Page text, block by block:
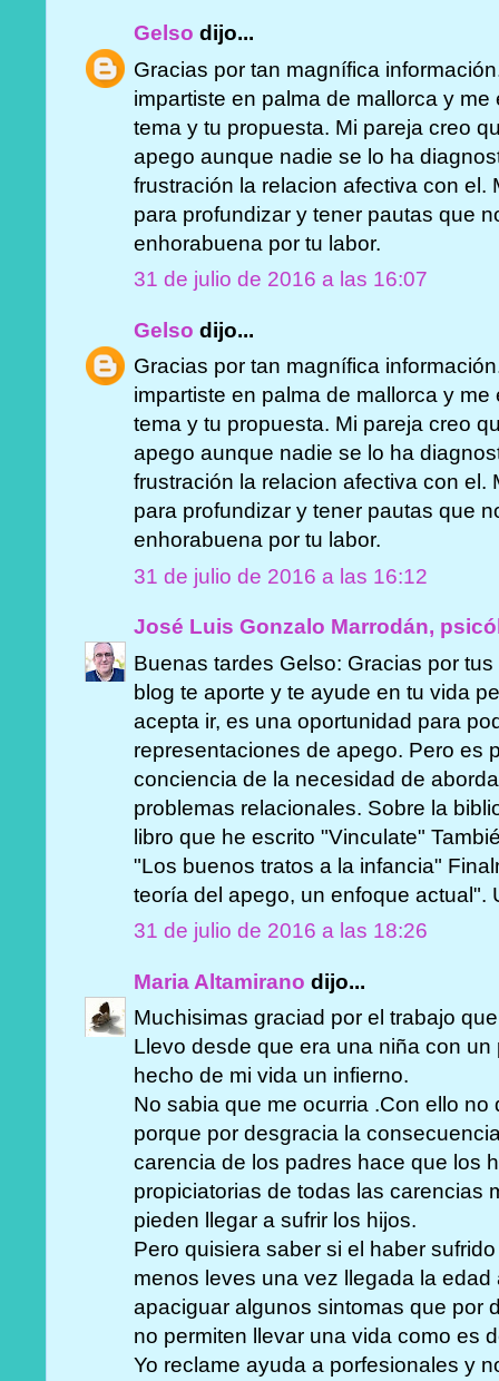
Gelso dijo...
Gracias por tan magnífica
impartiste en palma de mallorca y
tema y tu propuesta. Mi pareja creo
apego aunque nadie se lo ha
frustración la relacion afectiva con el.
para profundizar y tener pautas que
enhorabuena por tu labor.
31 de julio de 2016 a las 16:07
Gelso dijo...
Gracias por tan magnífica
impartiste en palma de mallorca y
tema y tu propuesta. Mi pareja creo
apego aunque nadie se lo ha
frustración la relacion afectiva con el.
para profundizar y tener pautas que
enhorabuena por tu labor.
31 de julio de 2016 a las 16:12
José Luis Gonzalo Marrodán,
Buenas tardes Gelso: Gracias por
blog te aporte y te ayude en tu vida
acepta ir, es una oportunidad para
representaciones de apego. Pero es
conciencia de la necesidad de
problemas relacionales. Sobre la
libro que he escrito "Vinculate"
"Los buenos tratos a la infancia"
teoría del apego, un enfoque actual".
31 de julio de 2016 a las 18:26
Maria Altamirano dijo...
Muchisimas graciad por el trabajo
Llevo desde que era una niña con
hecho de mi vida un infierno.
No sabia que me ocurria .Con ello
porque por desgracia la
carencia de los padres hace que los
propiciatorias de todas las carencias
pieden llegar a sufrir los hijos.
Pero quisiera saber si el haber
menos leves una vez llegada la
apaciguar algunos sintomas que por
no permiten llevar una vida como es
Yo reclame ayuda a porfesionales y